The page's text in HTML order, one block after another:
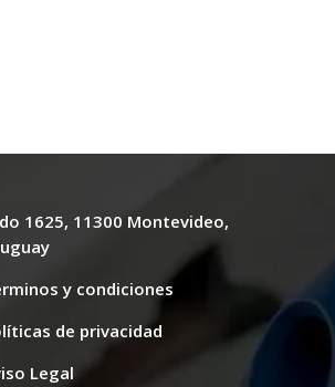
1625, 11300 Montevideo,
y condiciones
de privacidad
Legal